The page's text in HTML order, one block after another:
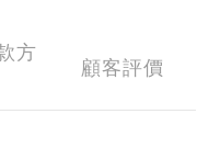
方
顧客評價